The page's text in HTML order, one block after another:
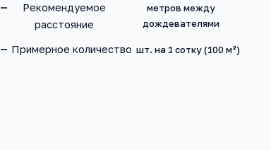
—
Рекомендуемое
расстояние
метров между
дождевателями
— Примерное количество шт. на 1 сотку (100 м²)